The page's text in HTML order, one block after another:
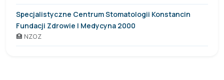
Specjalistyczne Centrum Stomatologii Konstancin
Fundacji Zdrowie I Medycyna 2000
🏥 NZOZ